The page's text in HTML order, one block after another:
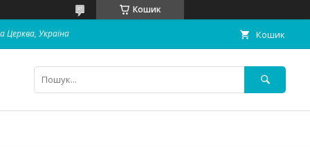
Кошик
Церква, Україна Кошик